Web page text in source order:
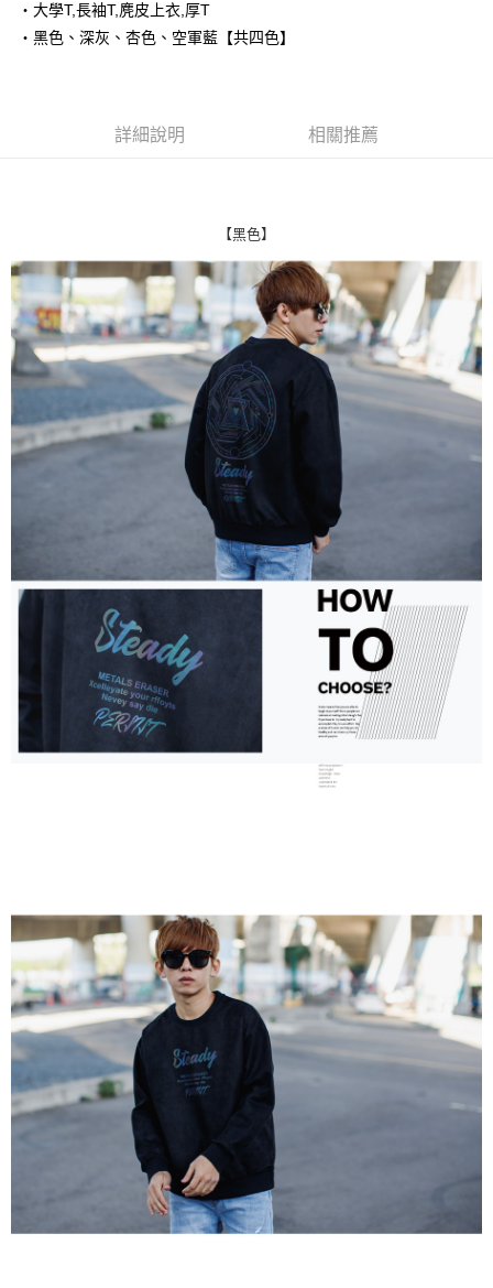
Google Pay
AFTEE先享後付是「在收到商品之後才付款」的支付方式。 讓您購物簡單
【「AFTEE先享後付」結帳流程】
１．於結帳方式選擇「AFTEE先享後付」後，將跳轉至「AFTEE先享後付」
結帳頁面，進行簡訊認證並確認金額後，即可完成結帳。
２．訂單成立數日內，您將收到繳費通知簡訊。
３．收到繳費通知簡訊後14天內，點擊此簡訊中的連結，可透過四大超商／
ATM／網路銀行／等多元方式進行付款，方視為交易完成。
※ 請注意：結帳手續完成當下不需立刻繳費，但若您需要取消訂單，請聯絡
購買商品的店家。未經商家同意取消之訂單仍視為有效，需透過AFTEE先享
後付繳納相關費用。
※ 交易是否成功請以「AFTEE先享後付 」之結帳頁面顯示為準，若有關於
是否繳費成功／繳費後需取消欲退款等相關疑問，請聯繫「AFTEE先享後付
https://netprotections.freshdesk.com/support/home
１．透過由恩沛科技股份有限公司提供之「AFTEE先享後付」服務完成之交
易，需依本服務之必要範圍內提供個人資料，並將交易相關給付款項請求債
權轉讓予恩沛科技股份有限公司。
https://aftee.tw/terms/#terms3
３．未成年的使用者請事先徵得法定代理人或監護人之同意方可使用
「AFTEE先享後付」，若未經同意申辦者引起之損失，本公司不負相關責
４．使用「AFTEE先享後付」時，將依據個別帳號之用戶狀況，依本公司即
時審查核予不同之上限額度；若仍有額度不足之情形，本公司將視審查結果
請求用戶進行身份認證。
５．嚴禁一人註冊多個帳號或使用他人資訊註冊。若發現惡意使用之情形，
恩沛科技股份有限公司將有權停止該用戶之使用額度並採取法律行動。
先付款後全家取貨
每筆NT$80，滿NT$1,800(含以上)免運費
7-11付款取貨
每筆NT$80，滿NT$1,800(含以上)免運費
先付款後7-11取貨
每筆NT$80，滿NT$1,800(含以上)免運費
每筆NT$120，滿NT$3,000(含以上)免運費
‧大學T,長袖T,麂皮上衣,厚T
‧黑色、深灰、杏色、空軍藍【共四色】
詳細說明 相關推薦
【黑色】